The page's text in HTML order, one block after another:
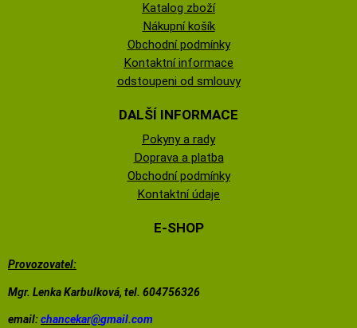
Katalog zboží
Nákupní košík
Obchodní podmínky
Kontaktní informace
odstoupeni od smlouvy
DALŠÍ INFORMACE
Pokyny a rady
Doprava a platba
Obchodní podmínky
Kontaktní údaje
E-SHOP
Provozovatel:
Mgr. Lenka Karbulková, tel. 604756326
email:chancekar@gmail.com